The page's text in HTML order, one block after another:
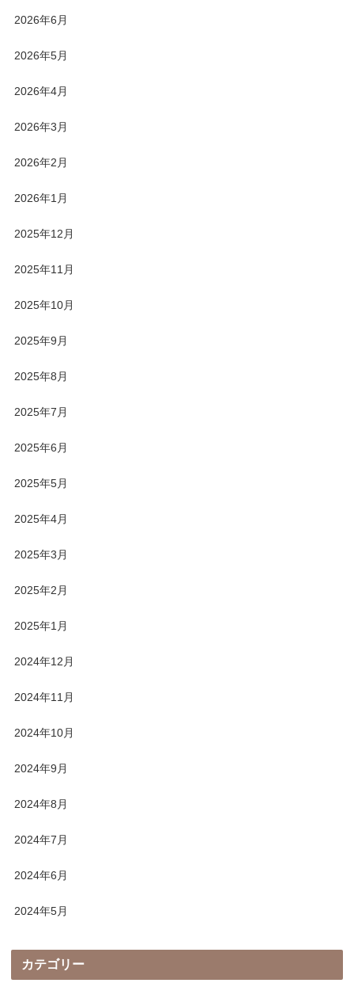
2026年6月
2026年5月
2026年4月
2026年3月
2026年2月
2026年1月
2025年12月
2025年11月
2025年10月
2025年9月
2025年8月
2025年7月
2025年6月
2025年5月
2025年4月
2025年3月
2025年2月
2025年1月
2024年12月
2024年11月
2024年10月
2024年9月
2024年8月
2024年7月
2024年6月
2024年5月
カテゴリー